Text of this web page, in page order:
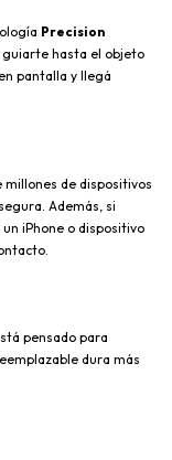
Precision
guiarte hasta el objeto
pantalla y llegá
millones de dispositivos
Además, si
iPhone o dispositivo
pensado para
dura más